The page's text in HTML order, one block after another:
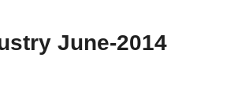
June-2014